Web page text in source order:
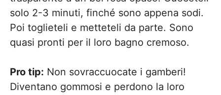
solo 2-3 minuti, finché sono appena sodi.
Poi toglieteli e metteteli da parte. Sono
quasi pronti per il loro bagno cremoso.
Pro tip: Non sovraccuocate i gamberi!
Diventano gommosi e perdono la loro